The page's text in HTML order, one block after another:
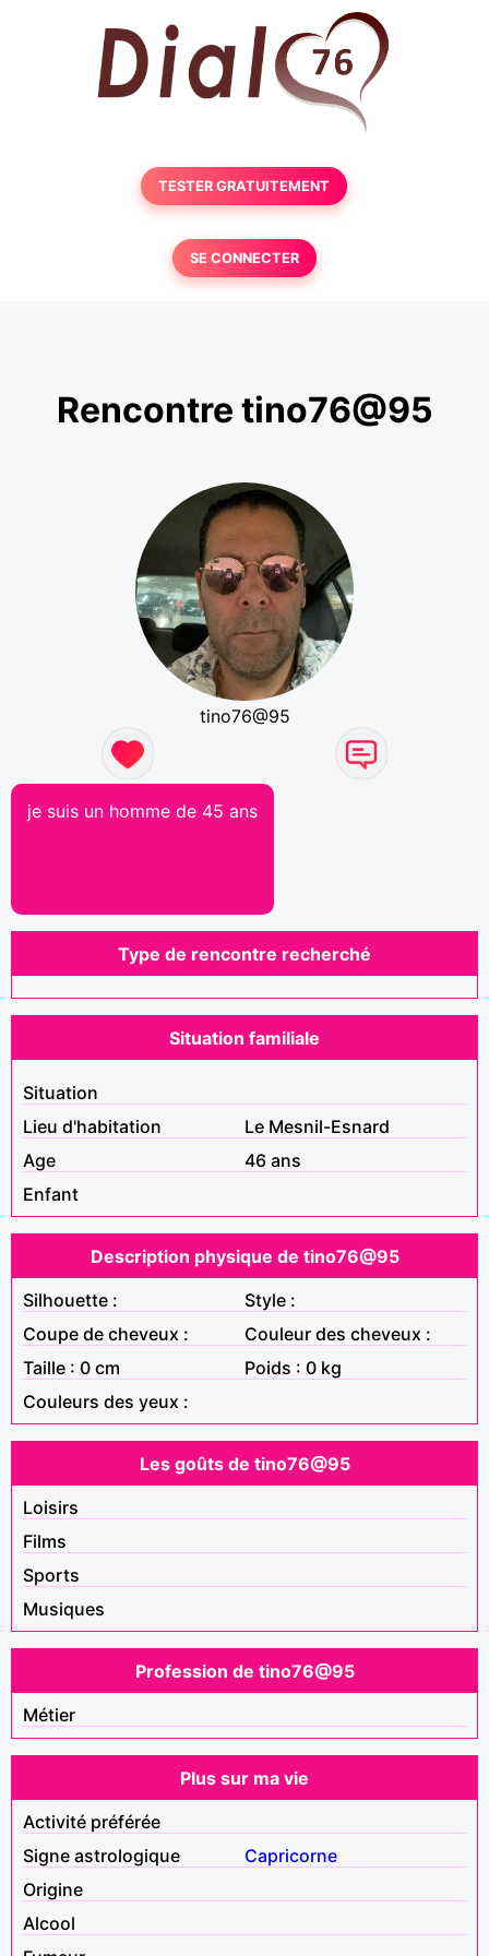
TESTER GRATUITEMENT
SE CONNECTER
Rencontre tino76@95
tino76@95
je suis un homme de 45 ans
Type de rencontre recherché
Situation familiale
Situation
Lieu d'habitation
Le Mesnil-Esnard
Age
46 ans
Enfant
Description physique de tino76@95
Silhouette :
Style :
Coupe de cheveux :
Couleur des cheveux :
Taille : 0 cm
Poids : 0 kg
Couleurs des yeux :
Les goûts de tino76@95
Loisirs
Films
Sports
Musiques
Profession de tino76@95
Métier
Plus sur ma vie
Activité préférée
Signe astrologique
Capricorne
Origine
Alcool